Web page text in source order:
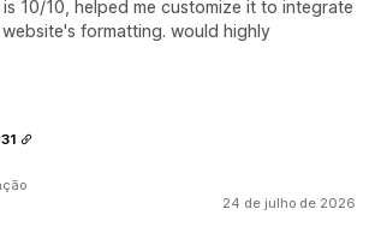
10/10, helped me customize it to integrate
formatting. would highly
24 de julho de 2026